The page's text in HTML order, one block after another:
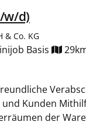
w/d)
& Co. KG
Basis
Kunden
der